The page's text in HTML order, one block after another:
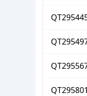
QT295801